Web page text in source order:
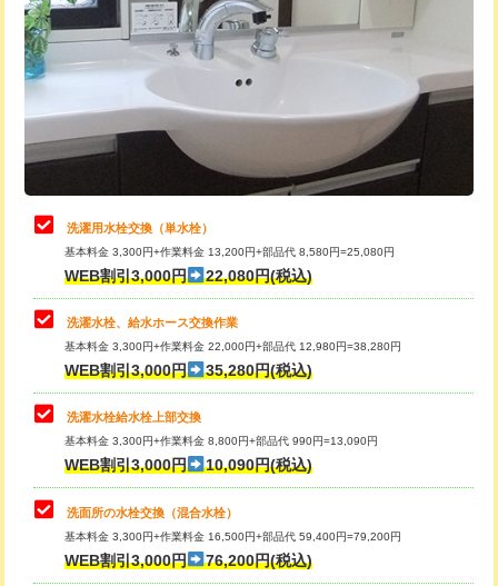
※給水管工事は20mmまでの価格です。
給水管工事※（塩ビ管（VP・HI）使
用/3ｍまで)
33,000円
給水管工事※（塩ビ管（VP・HI）使
用（追加）/3ｍ超え)
給水管工事※（ライニング鋼管・銅
管・ポリ管・HT管使用/3ｍまで)
44,000円
給水管工事※（ライニング鋼管・銅
管・ポリ管・HT管使用/3ｍ超え)
排水管工事（土の掘削・埋め戻し作
業）
排水管工事（排水管工事/3ｍまで） 55,000円
排水管工事（追加 排水管工事/3ｍ超
え）
マス交換（土の掘削・埋め戻し作業）
マス交換（深さ50㎝未満）
マス交換（深さ50㎝以上）
カメラ調査 33,000円
桝清掃
止水・漏水調査・防水処理・清掃・修
理・調整・分解・加工など（軽作業）
11,000円
止水・漏水調査・防水処理・清掃・修
理・調整・分解・加工など（中作業）
22,000円
止水・漏水調査・防水処理・清掃・修
理・調整・分解・加工など（重作業）
33,000円
キッチンタンク脱着
その他部品の脱着
交換・取付（タンク）
交換・取付(単水栓（壁付・デッキ
式）)
交換・取付(混合水栓（壁付・デッキ
式・ワンホール）)
16,500円+材料費
洗濯用水栓交換（単水栓）
基本料金 3,300円+作業料金 13,200円+部品代 8,580円=25,080円
WEB割引3,000円 22,080円(税込)
洗濯水栓、給水ホース交換作業
基本料金 3,300円+作業料金 22,000円+部品代 12,980円=38,280円
WEB割引3,000円 35,280円(税込)
洗濯水栓給水栓上部交換
基本料金 3,300円+作業料金 8,800円+部品代 990円=13,090円
WEB割引3,000円 10,090円(税込)
洗面所の水栓交換（混合水栓）
基本料金 3,300円+作業料金 16,500円+部品代 59,400円=79,200円
WEB割引3,000円 76,200円(税込)